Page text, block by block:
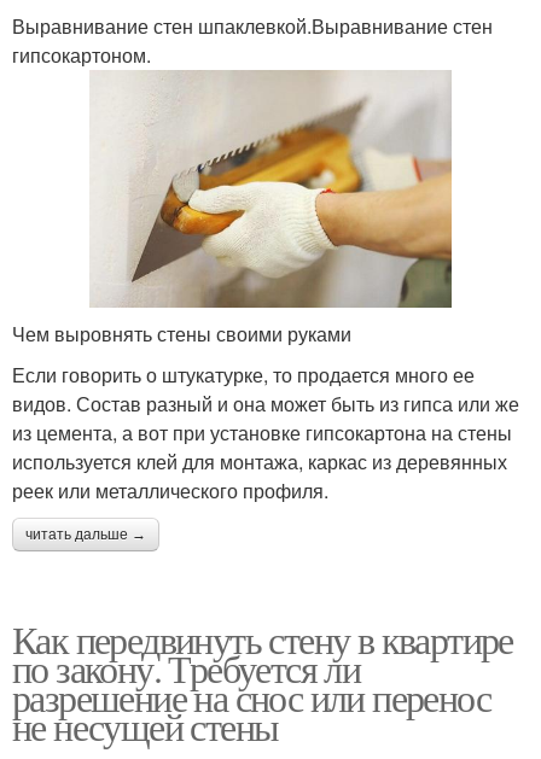
Выравнивание стен шпаклевкой.Выравнивание стен
гипсокартоном.
Чем выровнять стены своими руками
Если говорить о штукатурке, то продается много ее
видов. Состав разный и она может быть из гипса или же
из цемента, а вот при установке гипсокартона на стены
используется клей для монтажа, каркас из деревянных
реек или металлического профиля.
читать дальше →
Как передвинуть стену в квартире
по закону. Требуется ли
разрешение на снос или перенос
не несущей стены